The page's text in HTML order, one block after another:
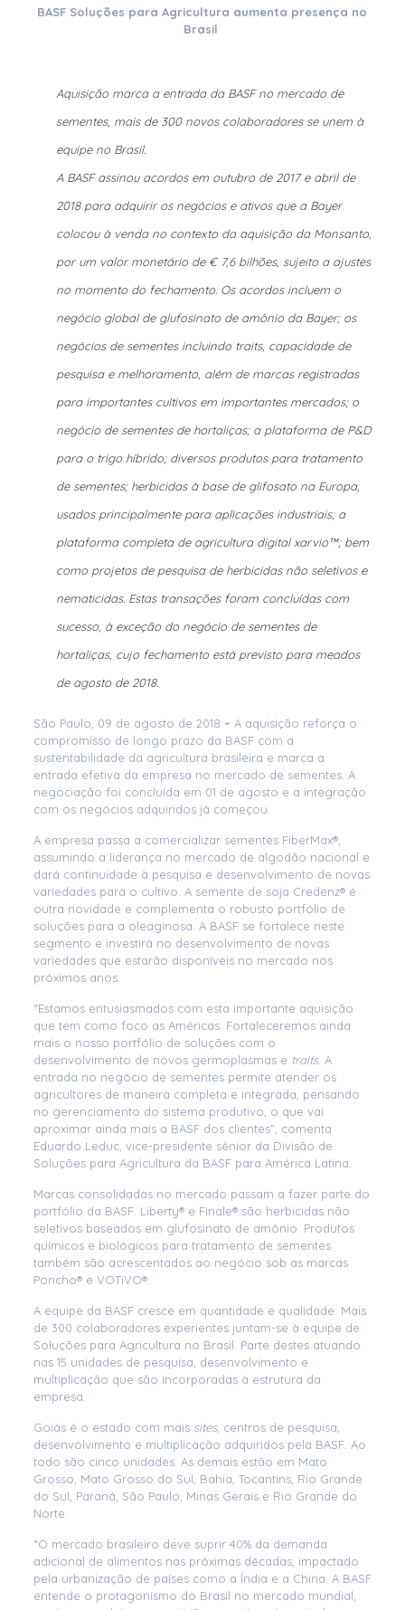
BASF Soluções para Agricultura aumenta presença no
Brasil
Aquisição marca a entrada da BASF no mercado de
sementes, mais de 300 novos colaboradores se unem à
equipe no Brasil.
A BASF assinou acordos em outubro de 2017 e abril de
2018 para adquirir os negócios e ativos que a Bayer
colocou à venda no contexto da aquisição da Monsanto,
por um valor monetário de € 7,6 bilhões, sujeito a ajustes
no momento do fechamento. Os acordos incluem o
negócio global de glufosinato de amônio da Bayer; os
negócios de sementes incluindo traits, capacidade de
pesquisa e melhoramento, além de marcas registradas
para importantes cultivos em importantes mercados; o
negócio de sementes de hortaliças; a plataforma de P&D
para o trigo híbrido; diversos produtos para tratamento
de sementes; herbicidas à base de glifosato na Europa,
usados principalmente para aplicações industriais; a
plataforma completa de agricultura digital xarvio™; bem
como projetos de pesquisa de herbicidas não seletivos e
nematicidas. Estas transações foram concluídas com
sucesso, à exceção do negócio de sementes de
hortaliças, cujo fechamento está previsto para meados
de agosto de 2018.
São Paulo, 09 de agosto de 2018 – A aquisição reforça o
compromisso de longo prazo da BASF com a
sustentabilidade da agricultura brasileira e marca a
entrada efetiva da empresa no mercado de sementes. A
negociação foi concluída em 01 de agosto e a integração
com os negócios adquiridos já começou.
A empresa passa a comercializar sementes FiberMax®,
assumindo a liderança no mercado de algodão nacional e
dará continuidade à pesquisa e desenvolvimento de novas
variedades para o cultivo. A semente de soja Credenz® é
outra novidade e complementa o robusto portfólio de
soluções para a oleaginosa. A BASF se fortalece neste
segmento e investirá no desenvolvimento de novas
variedades que estarão disponíveis no mercado nos
próximos anos.
“Estamos entusiasmados com esta importante aquisição
que tem como foco as Américas. Fortaleceremos ainda
mais o nosso portfólio de soluções com o
desenvolvimento de novos germoplasmas e traits. A
entrada no negócio de sementes permite atender os
agricultores de maneira completa e integrada, pensando
no gerenciamento do sistema produtivo, o que vai
aproximar ainda mais a BASF dos clientes”, comenta
Eduardo Leduc, vice-presidente sênior da Divisão de
Soluções para Agricultura da BASF para América Latina.
Marcas consolidadas no mercado passam a fazer parte do
portfólio da BASF. Liberty® e Finale® são herbicidas não
seletivos baseados em glufosinato de amônio. Produtos
químicos e biológicos para tratamento de sementes
também são acrescentados ao negócio sob as marcas
Poncho® e VOTiVO®.
A equipe da BASF cresce em quantidade e qualidade. Mais
de 300 colaboradores experientes juntam-se à equipe de
Soluções para Agricultura no Brasil. Parte destes atuando
nas 15 unidades de pesquisa, desenvolvimento e
multiplicação que são incorporadas à estrutura da
empresa.
Goiás é o estado com mais sites, centros de pesquisa,
desenvolvimento e multiplicação adquiridos pela BASF. Ao
todo são cinco unidades. As demais estão em Mato
Grosso, Mato Grosso do Sul, Bahia, Tocantins, Rio Grande
do Sul, Paraná, São Paulo, Minas Gerais e Rio Grande do
Norte.
“O mercado brasileiro deve suprir 40% da demanda
adicional de alimentos nas próximas décadas, impactado
pela urbanização de países como a Índia e a China. A BASF
entende o protagonismo do Brasil no mercado mundial,